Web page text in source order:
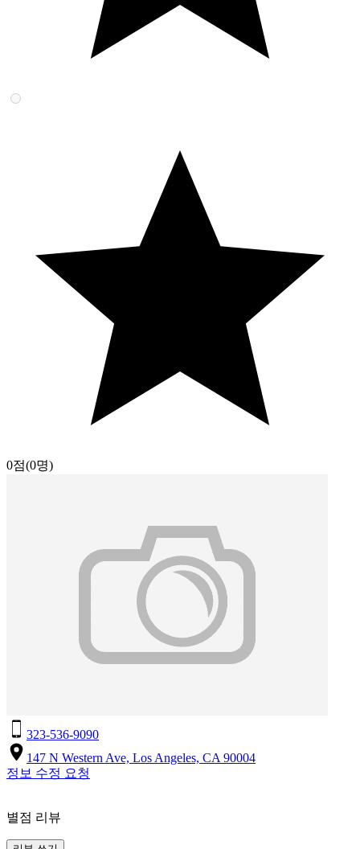
0점(0명)
323-536-9090
147 N Western Ave, Los Angeles, CA 90004
정보 수정 요청
별점 리뷰